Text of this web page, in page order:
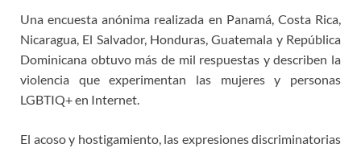
Una encuesta anónima realizada en Panamá, Costa Rica,
Nicaragua, El Salvador, Honduras, Guatemala y República
Dominicana obtuvo más de mil respuestas y describen la
violencia que experimentan las mujeres y personas
LGBTIQ+ en Internet.
El acoso y hostigamiento, las expresiones discriminatorias